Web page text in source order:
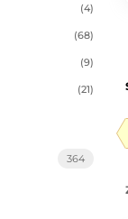
(4)
(68)
(9)
(21)
364